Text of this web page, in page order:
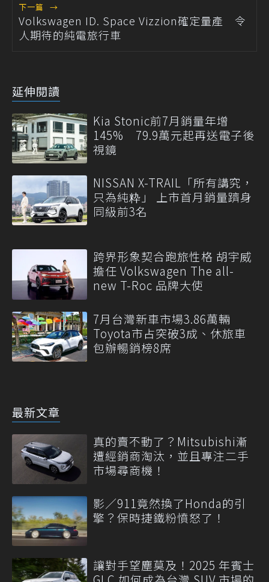
下一篇 →
Volkswagen ID. Space Vizzion確定量產 令
人期待的純電旅行車
延伸閱讀
Kia Stonic前7月銷量年增
145% 79.9萬元起再送電子後
視鏡
NISSAN X-TRAIL「所有講究，
只為純粋」 上市首月銷量躋身
同級前3名
跨界形象契合跑旅性格 胡宇威
擔任 Volkswagen The all-
new T-Roc 品牌大使
7月台灣新車市場3.86萬輛
Toyota市占突破3成、休旅車
包辦暢銷榜8席
最新文章
真的賣不動了？Mitsubishi漸
遭經銷商淘汰，並且專注二手
市場尋商機！
影／911竟然換了Honda的引
擎？保時捷鐵粉憤怒了！
讓對手望塵莫及！2025 年賓士